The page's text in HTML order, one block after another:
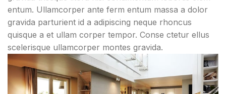
entum. Ullamcorper ante ferm entum massa a dolor
gravida parturient id a adipiscing neque rhoncus
quisque a et ullam corper tempor. Conse ctetur ellus
scelerisque ullamcorper montes gravida.